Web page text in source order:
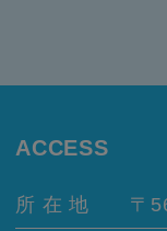
ACCESS
所 在 地 〒